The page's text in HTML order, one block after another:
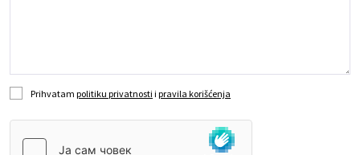
Prihvatam politiku privatnosti i pravila korišćenja